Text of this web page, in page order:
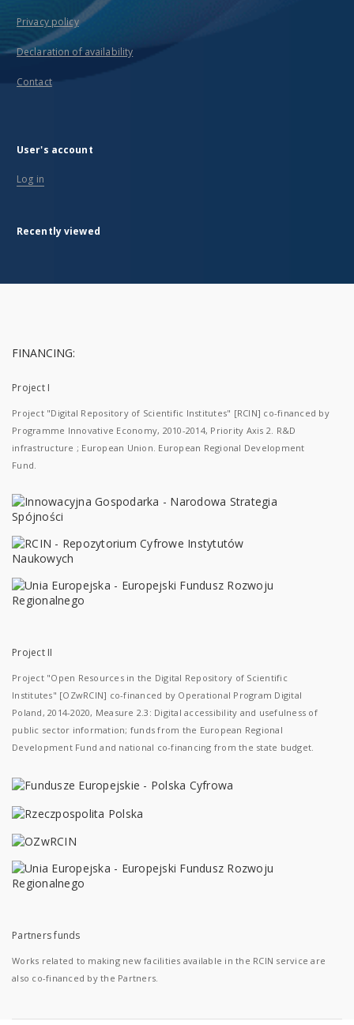
Privacy policy
Declaration of availability
Contact
User's account
Log in
Recently viewed
FINANCING:
Project I
Project "Digital Repository of Scientific Institutes" [RCIN] co-financed by
Programme Innovative Economy, 2010-2014, Priority Axis 2. R&D
infrastructure ; European Union. European Regional Development
Fund.
Project II
Project "Open Resources in the Digital Repository of Scientific
Institutes" [OZwRCIN] co-financed by Operational Program Digital
Poland, 2014-2020, Measure 2.3: Digital accessibility and usefulness of
public sector information; funds from the European Regional
Development Fund and national co-financing from the state budget.
Partners funds
Works related to making new facilities available in the RCIN service are
also co-financed by the Partners.